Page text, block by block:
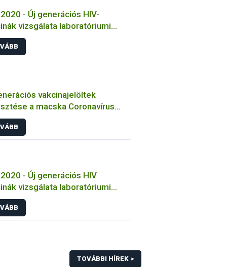
- Új generációs HIV-
vizsgálata laboratóriumi
vakcinajelöltek
a macska Coronavírus
ellen
- Új generációs HIV
vizsgálata laboratóriumi
TOVÁBBI HÍREK >